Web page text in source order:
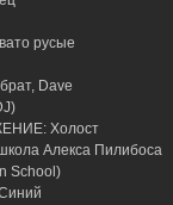
русые
Dave
Холост
Алекса Пилибоса
School)